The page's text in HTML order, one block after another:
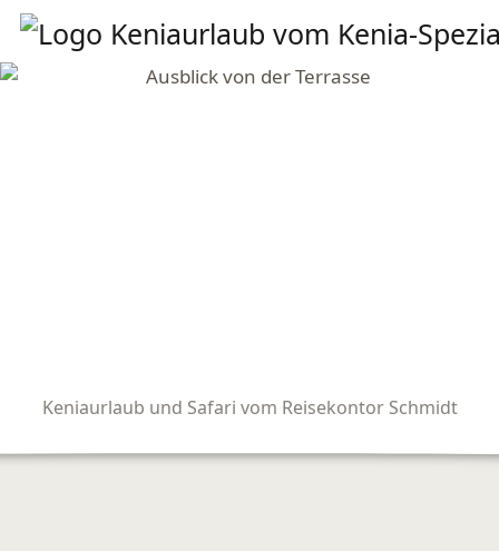
Keniaurlaub und Safari vom Reisekontor Schmidt